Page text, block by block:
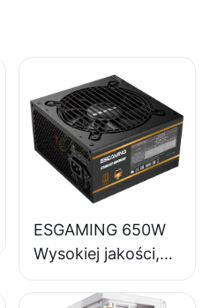
ESGAMING 650W
Wysokiej jakości,
85% sprawności,
pełnomodułowy